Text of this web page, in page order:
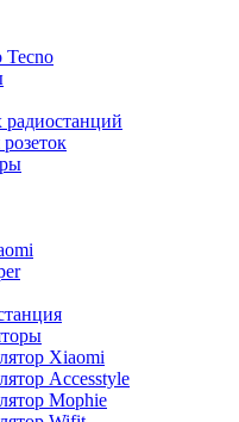
Tecno
радиостанций
Xiaomi
Accesstyle
Mophie